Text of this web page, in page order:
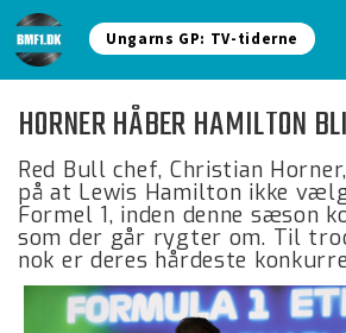
Ungarns GP: TV-tiderne
HORNER HÅBER HAMILTON
Red Bull chef, Christian
på at Lewis Hamilton ikke
Formel 1, inden denne sæson
som der går rygter om. Til
nok er deres hårdeste